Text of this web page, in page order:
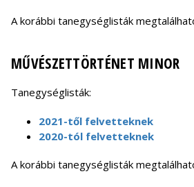
A korábbi tanegységlisták
MŰVÉSZETTÖRTÉNET MINOR
Tanegységlisták:
2021-től felvetteknek
2020-tól felvetteknek
A korábbi tanegységlisták